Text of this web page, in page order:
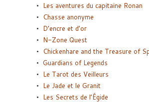
Les aventures du capitaine Ronan
Chasse anonyme
D’encre et d’or
N-Zone Quest
Chickenhare and the Treasure of
Guardians of Legends
Le Tarot des Veilleurs
Le Jade et le Granit
Les Secrets de l’Égide